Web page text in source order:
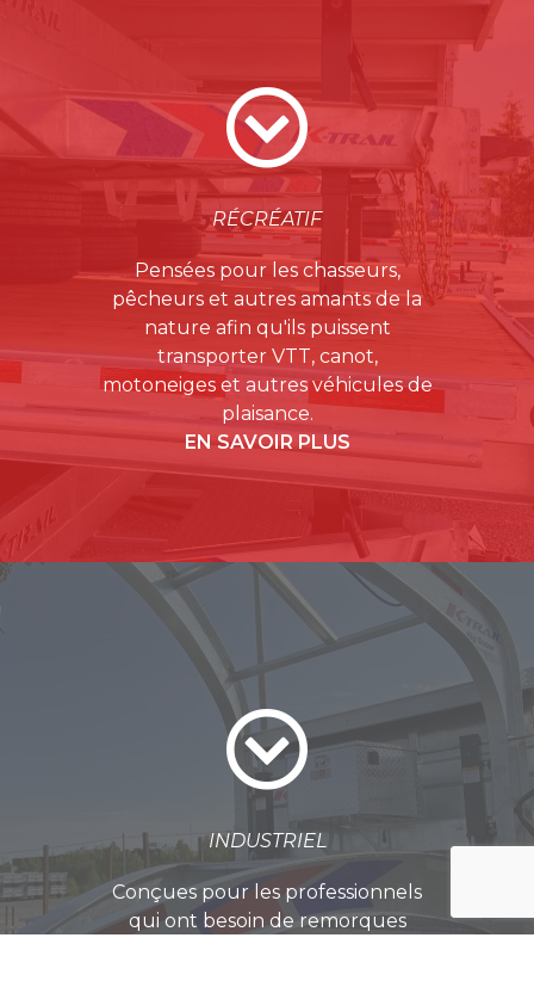
RÉCRÉATIF
Pensées pour les chasseurs,
pêcheurs et autres amants de la
nature afin qu'ils puissent
transporter VTT, canot,
motoneiges et autres véhicules de
plaisance.
EN SAVOIR PLUS
INDUSTRIEL
Conçues pour les professionnels
qui ont besoin de remorques